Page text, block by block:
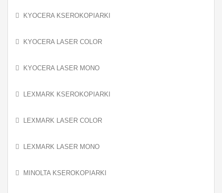
KYOCERA KSEROKOPIARKI
KYOCERA LASER COLOR
KYOCERA LASER MONO
LEXMARK KSEROKOPIARKI
LEXMARK LASER COLOR
LEXMARK LASER MONO
MINOLTA KSEROKOPIARKI